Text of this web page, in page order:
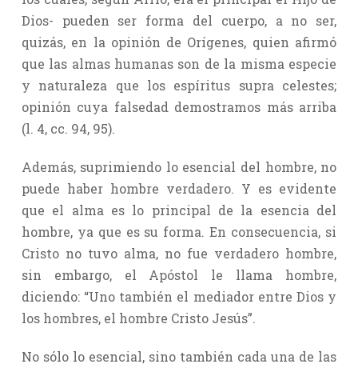
Dios- pueden ser forma del cuerpo, a no ser,
quizás, en la opinión de Orígenes, quien afirmó
que las almas humanas son de la misma especie
y naturaleza que los espíritus supra celestes;
opinión cuya falsedad demostramos más arriba
(l. 4, cc. 94, 95).
Además, suprimiendo lo esencial del hombre, no
puede haber hombre verdadero. Y es evidente
que el alma es lo principal de la esencia del
hombre, ya que es su forma. En consecuencia, si
Cristo no tuvo alma, no fue verdadero hombre,
sin embargo, el Apóstol le llama hombre,
diciendo: “Uno también el mediador entre Dios y
los hombres, el hombre Cristo Jesús”.
No sólo lo esencial, sino también cada una de las